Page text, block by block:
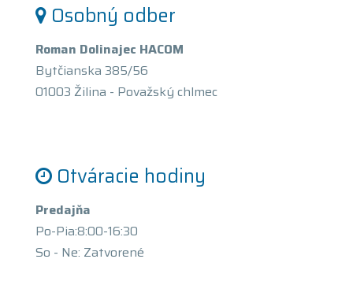
Osobný odber
Roman Dolinajec HACOM
Bytčianska 385/56
01003 Žilina - Považský chlmec
Otváracie hodiny
Predajňa
Po-Pia:8:00-16:30
So - Ne: Zatvorené